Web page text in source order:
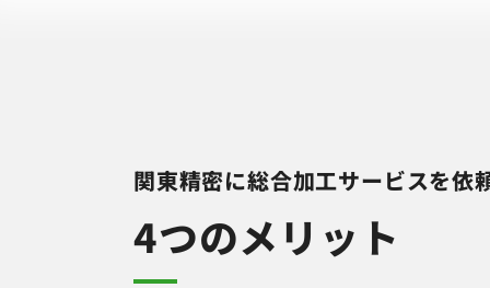
関東精密に総合加工サービスを依
4つのメリット